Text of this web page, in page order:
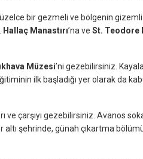
bir gezmeli ve bölgenin
Hallaç Manastırı’na ve St. Teodore
Müzesi’ni gezebilirsiniz.
ilk başladığı yer olarak da
çarşıyı gezebilirsiniz. Avanos
altı şehrinde, günah çıkartma